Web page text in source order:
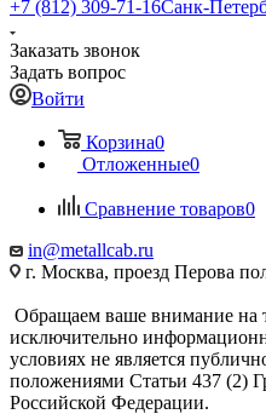
+7 (812) 309-71-16Санк-
Заказать звонок
Задать вопрос
Войти
Корзина0
Отложенные0
Сравнение товаров0
in@metallcab.ru
г. Москва, проезд Перова
Обращаем ваше внимание на
исключительно
условиях не является
положениями Статьи 437 (2)
Российской Федерации.